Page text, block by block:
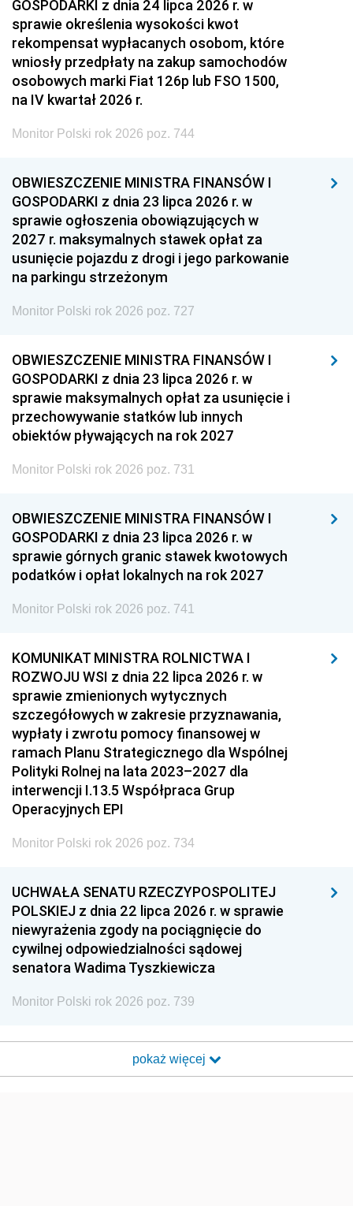
GOSPODARKI z dnia 24 lipca 2026 r. w
sprawie określenia wysokości kwot
rekompensat wypłacanych osobom, które
wniosły przedpłaty na zakup samochodów
osobowych marki Fiat 126p lub FSO 1500,
na IV kwartał 2026 r.
Monitor Polski rok 2026 poz. 744
OBWIESZCZENIE MINISTRA FINANSÓW I
GOSPODARKI z dnia 23 lipca 2026 r. w
sprawie ogłoszenia obowiązujących w
2027 r. maksymalnych stawek opłat za
usunięcie pojazdu z drogi i jego parkowanie
na parkingu strzeżonym
Monitor Polski rok 2026 poz. 727
OBWIESZCZENIE MINISTRA FINANSÓW I
GOSPODARKI z dnia 23 lipca 2026 r. w
sprawie maksymalnych opłat za usunięcie i
przechowywanie statków lub innych
obiektów pływających na rok 2027
Monitor Polski rok 2026 poz. 731
OBWIESZCZENIE MINISTRA FINANSÓW I
GOSPODARKI z dnia 23 lipca 2026 r. w
sprawie górnych granic stawek kwotowych
podatków i opłat lokalnych na rok 2027
Monitor Polski rok 2026 poz. 741
KOMUNIKAT MINISTRA ROLNICTWA I
ROZWOJU WSI z dnia 22 lipca 2026 r. w
sprawie zmienionych wytycznych
szczegółowych w zakresie przyznawania,
wypłaty i zwrotu pomocy finansowej w
ramach Planu Strategicznego dla Wspólnej
Polityki Rolnej na lata 2023–2027 dla
interwencji I.13.5 Współpraca Grup
Operacyjnych EPI
Monitor Polski rok 2026 poz. 734
UCHWAŁA SENATU RZECZYPOSPOLITEJ
POLSKIEJ z dnia 22 lipca 2026 r. w sprawie
niewyrażenia zgody na pociągnięcie do
cywilnej odpowiedzialności sądowej
senatora Wadima Tyszkiewicza
Monitor Polski rok 2026 poz. 739
pokaż więcej